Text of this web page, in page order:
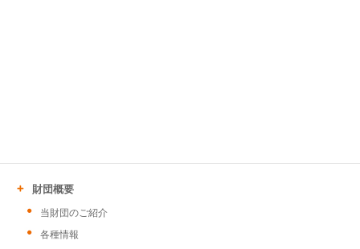
財団概要
当財団のご紹介
各種情報